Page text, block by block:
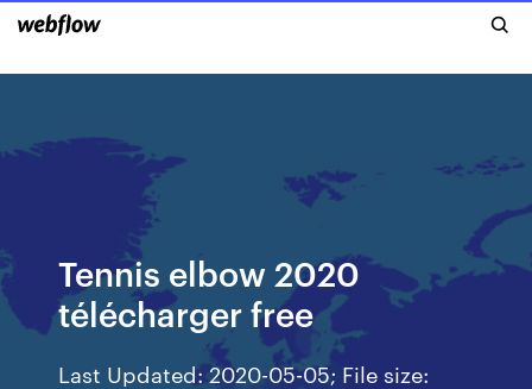
Tennis elbow 2020
télécharger free
Last Updated: 2020-05-05; File size: